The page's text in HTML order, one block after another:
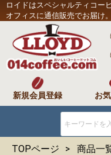
ロイドはスペシャルティコー
オフィスに通信販売でお届け。
新規会員登録 お
TOPページ 商品一